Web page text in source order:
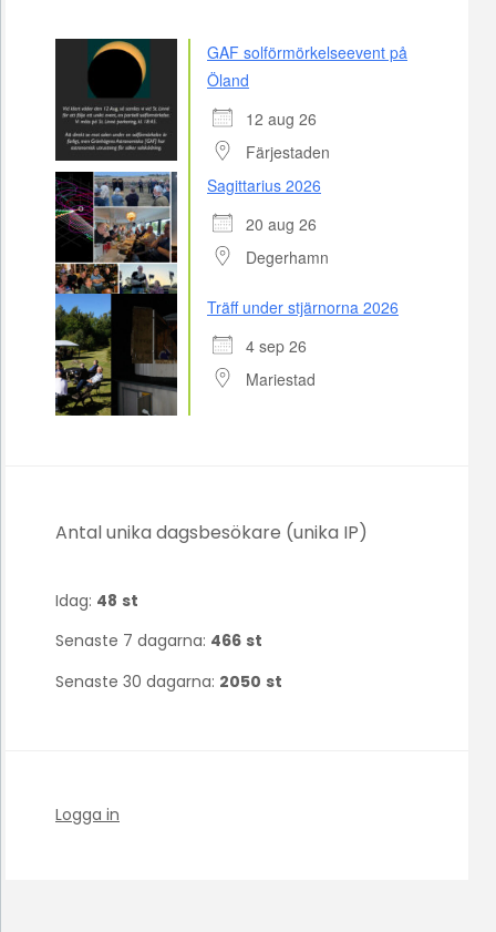
GAF solförmörkelseevent på
Öland
12 aug 26
Färjestaden
Sagittarius 2026
20 aug 26
Degerhamn
Träff under stjärnorna 2026
4 sep 26
Mariestad
Antal unika dagsbesökare (unika IP)
Idag: 48 st
Senaste 7 dagarna: 466 st
Senaste 30 dagarna: 2050 st
Logga in